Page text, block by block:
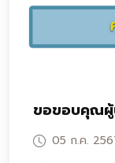
ขอขอบคุณผู้
05 ก.ค.